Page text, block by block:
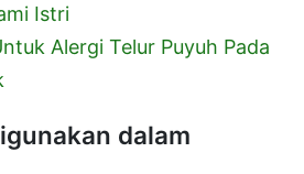
Istri
Alergi Telur Puyuh Pada
dalam